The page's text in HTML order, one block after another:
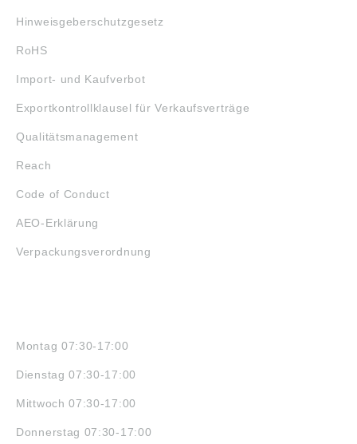
Hinweisgeberschutzgesetz
RoHS
Import- und Kaufverbot
Exportkontrollklausel für Verkaufsverträge
Qualitätsmanagement
Reach
Code of Conduct
AEO-Erklärung
Verpackungsverordnung
Montag 07:30-17:00
Dienstag 07:30-17:00
Mittwoch 07:30-17:00
Donnerstag 07:30-17:00